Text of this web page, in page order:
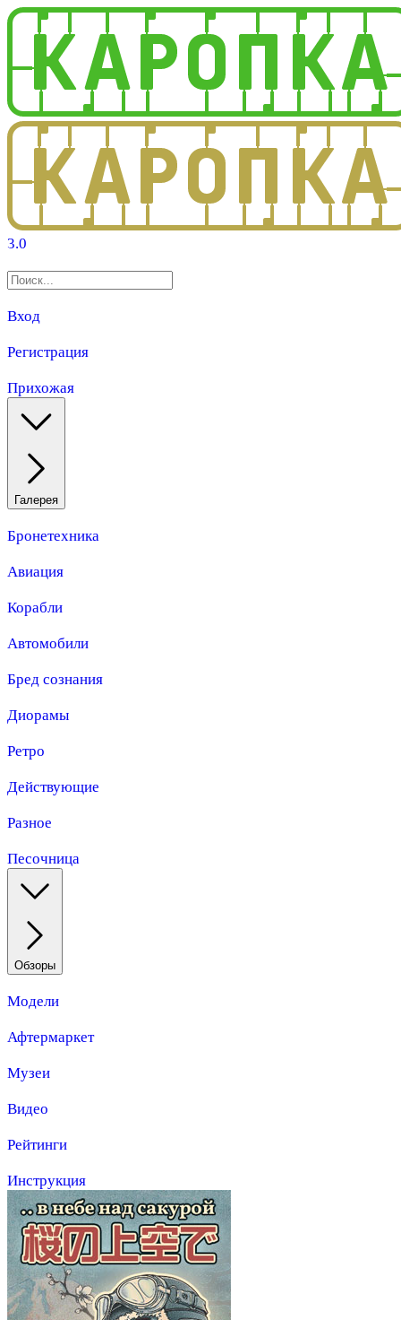
3.0
Вход
Регистрация
Прихожая
Галерея
Бронетехника
Авиация
Корабли
Автомобили
Бред сознания
Диорамы
Ретро
Действующие
Разное
Песочница
Обзоры
Модели
Афтермаркет
Музеи
Видео
Рейтинги
Инструкция